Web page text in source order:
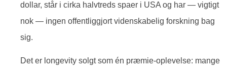
dollar, står i cirka halvtreds spaer i USA og har — vigtigt
nok — ingen offentliggjort videnskabelig forskning bag
sig.
Det er longevity solgt som én præmie-oplevelse: mange